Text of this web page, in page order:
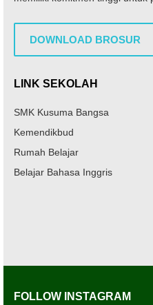
DOWNLOAD BROSUR
LINK SEKOLAH
SMK Kusuma Bangsa
Kemendikbud
Rumah Belajar
Belajar Bahasa Inggris
FOLLOW INSTAGRAM